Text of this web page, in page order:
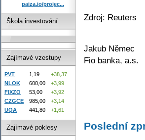
Zdroj: Reuters
Jakub Němec
Fio banka, a.s.
Poslední
paiza.io/projec...
Škola investování
Zajímavé vzestupy
PVT 1,19
+38,37
NLOK
600,00
+3,99
FIXZO
53,00
+3,92
CZGCE
985,00
+3,14
UQA
441,80 +1,61
Zajímavé poklesy